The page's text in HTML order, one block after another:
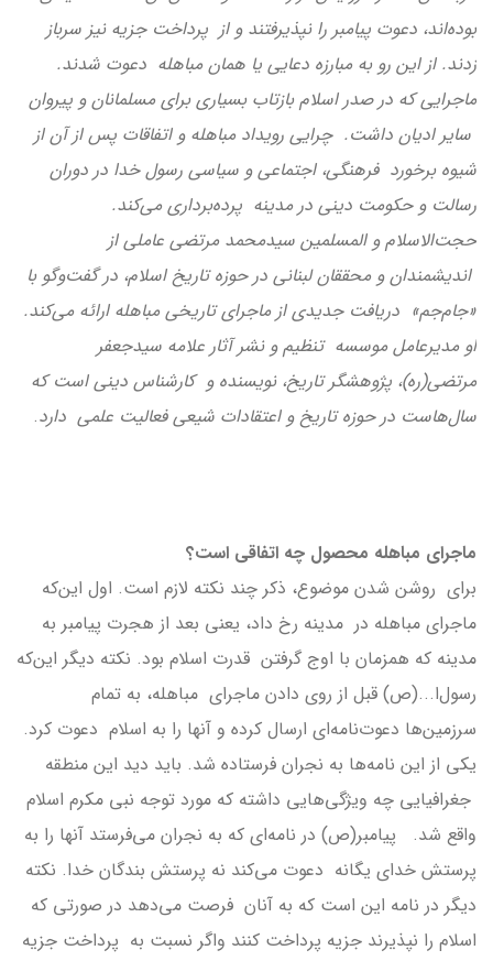
بوده‌اند، دعوت پیامبر را نپذیرفتند و از پرداخت جزیه نیز سرباز
زدند. از این رو به مبارزه دعایی یا همان مباهله دعوت شدند.
ماجرایی که در صدر اسلام بازتاب‌ بسیاری برای مسلمانان و پیروان
سایر ادیان داشت. چرایی رویداد مباهله و اتفاقات پس از آن از
شیوه برخورد فرهنگی، اجتماعی و سیاسی رسول خدا در دوران
رسالت و حکومت دینی در مدینه پرده‌برداری می‌کند.
حجت‌الاسلام و المسلمین سیدمحمد مرتضی عاملی از
اندیشمندان و محققان لبنانی در حوزه تاریخ اسلام، در گفت‌وگو با
«جام‌جم» دریافت جدیدی از ماجرای تاریخی مباهله ارائه می‌کند.
او مدیرعامل موسسه تنظیم و نشر آثار علامه سیدجعفر
مرتضی(ره)، پژوهشگر تاریخ، نویسنده و کارشناس دینی است که
سال‌هاست در حوزه تاریخ و اعتقادات شیعی فعالیت علمی دارد.
ماجرای مباهله محصول چه اتفاقی است؟
برای روشن شدن موضوع، ذکر چند نکته لازم است. اول این‌که
ماجرای مباهله در مدینه رخ داد، یعنی بعد از هجرت پیامبر به
مدینه که همزمان با اوج گرفتن قدرت اسلام بود. نکته دیگر این‌که
رسول‌ا...(ص) قبل از روی دادن ماجرای مباهله، به تمام
سرزمین‌ها دعوت‌نامه‌ای ارسال کرده و آنها را به اسلام دعوت کرد.
یکی از این نامه‌ها به نجران فرستاده شد. باید دید این منطقه
جغرافیایی چه ویژگی‌هایی داشته که مورد توجه نبی مکرم اسلام
واقع شد. پیامبر(ص) در نامه‌ای که به نجران می‌فرستد آنها را به
پرستش خدای یگانه دعوت می‌کند نه پرستش بندگان خدا. نکته
دیگر در نامه این است که به آنان فرصت می‌دهد در صورتی که
اسلام را نپذیرند جزیه پرداخت کنند واگر نسبت به پرداخت جزیه